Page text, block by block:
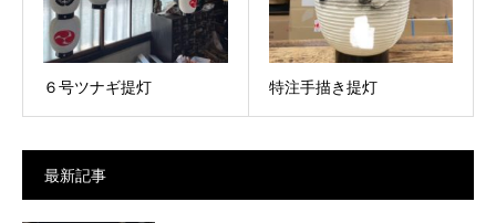
６号ツナギ提灯 特注手描き提灯
最新記事